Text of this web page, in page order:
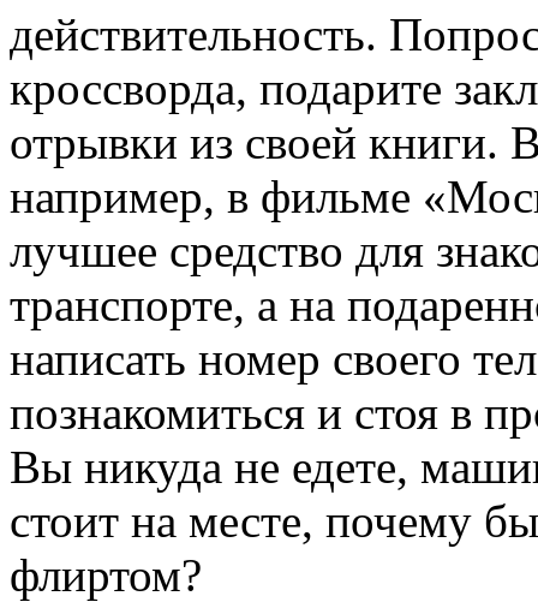
действительность.
кроссворда, подарите
отрывки из своей книги.
например, в фильме
лучшее средство для
транспорте, а на
написать номер своего
познакомиться и стоя в
Вы никуда не едете,
стоит на месте, почему
флиртом?